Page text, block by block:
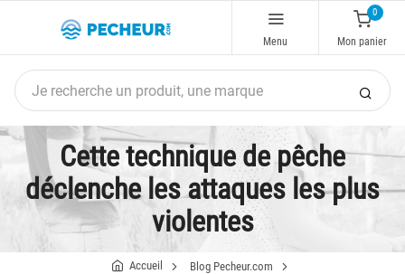
Menu
0
Mon panier
Cette technique de pêche
déclenche les attaques les plus
violentes
Accueil
Blog Pecheur.com